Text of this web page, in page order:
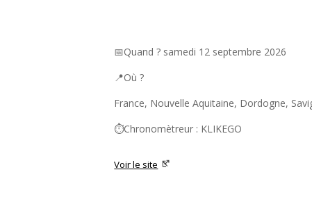
📅Quand ? samedi 12 septembre 2026
📍Où ?
France, Nouvelle Aquitaine, Dordogne,
⏱️Chronomètreur : KLIKEGO
Voir le site